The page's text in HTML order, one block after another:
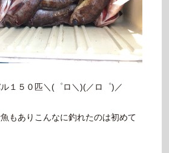
１５０匹＼(゜ロ＼)(／ロ゜)／
もありこんなに釣れたのは初めて